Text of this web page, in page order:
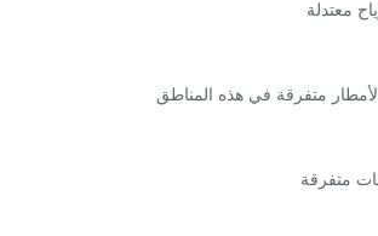
معتدلة
متفرقة في هذه المناطق
متفرقة